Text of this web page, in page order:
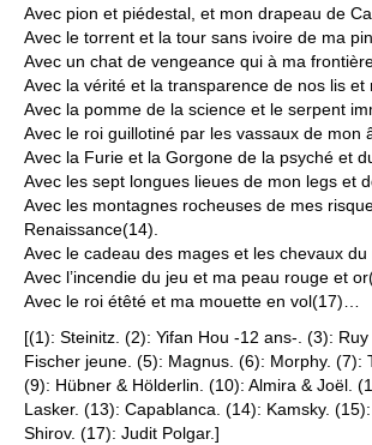
Avec pion et piédestal, et mon drapeau de
Avec le torrent et la tour sans ivoire de ma
Avec un chat de vengeance qui à ma
Avec la vérité et la transparence de nos lis et
Avec la pomme de la science et le serpent
Avec le roi guillotiné par les vassaux de mon
Avec la Furie et la Gorgone de la psyché et
Avec les sept longues lieues de mon legs et
Avec les montagnes rocheuses de mes
Renaissance(14).
Avec le cadeau des mages et les chevaux du
Avec l’incendie du jeu et ma peau rouge et
Avec le roi étêté et ma mouette en vol(17)…
[(1): Steinitz. (2): Yifan Hou -12 ans-. (3):
Fischer jeune. (5): Magnus. (6): Morphy. (7):
(9): Hübner & Hölderlin. (10): Almira & Joël.
Lasker. (13): Capablanca. (14): Kamsky.
Shirov. (17): Judit Polgar.]